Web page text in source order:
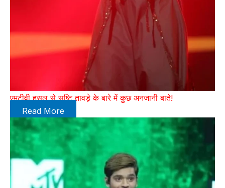
एमटीवी हसल से सृष्टि तावड़े के बारे में कुछ अनजानी बाते!
Read More